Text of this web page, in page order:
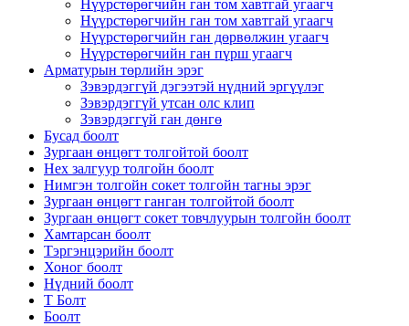
Нүүрстөрөгчийн ган том хавтгай угаагч
Нүүрстөрөгчийн ган том хавтгай угаагч
Нүүрстөрөгчийн ган дөрвөлжин угаагч
Нүүрстөрөгчийн ган пүрш угаагч
Арматурын төрлийн эрэг
Зэвэрдэггүй дэгээтэй нүдний эргүүлэг
Зэвэрдэггүй утсан олс клип
Зэвэрдэггүй ган дөнгө
Бусад боолт
Зургаан өнцөгт толгойтой боолт
Hex залгуур толгойн боолт
Нимгэн толгойн сокет толгойн тагны эрэг
Зургаан өнцөгт ганган толгойтой боолт
Зургаан өнцөгт сокет товчлуурын толгойн боолт
Хамтарсан боолт
Тэргэнцэрийн боолт
Хоног боолт
Нүдний боолт
Т Болт
Боолт